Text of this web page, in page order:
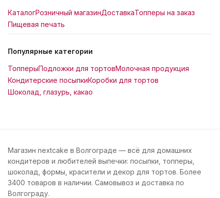
КаталогРозничный магазинДоставкаТопперы на заказ
Пищевая печать
Популярные категории
ТопперыПодложки для тортовМолочная продукция
Кондитерские посыпкиКоробки для тортов
Шоколад, глазурь, какао
Магазин nextcake в Волгограде — всё для домашних
кондитеров и любителей выпечки: посыпки, топперы,
шоколад, формы, красители и декор для тортов. Более
3400 товаров в наличии. Самовывоз и доставка по
Волгограду.